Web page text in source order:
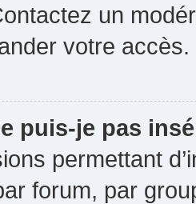
un
votre accès.
puis-je pas
permettant
forum, par